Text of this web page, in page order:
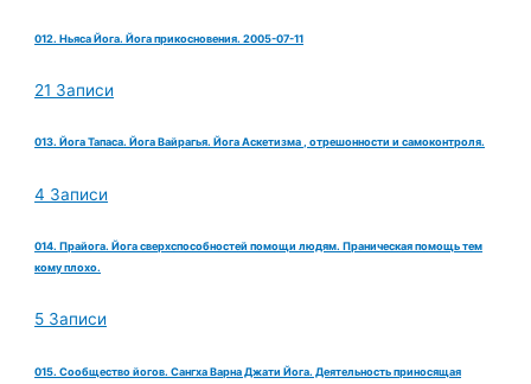
012. Ньяса Йога. Йога прикосновения. 2005-07-11
21 Записи
013. Йога Тапаса. Йога Вайрагья. Йога Аскетизма , отрешонности и самоконтроля.
4 Записи
014. Прайога. Йога сверхспособностей помощи людям. Праническая помощь тем
кому плохо.
5 Записи
015. Сообщество йогов. Сангха Варна Джати Йога. Деятельность приносящая